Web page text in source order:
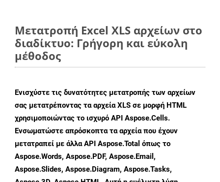
Μετατροπή Excel XLS αρχείων στο
διαδίκτυο: Γρήγορη και εύκολη
μέθοδος
Ενισχύστε τις δυνατότητες μετατροπής των αρχείων
σας μετατρέποντας τα αρχεία XLS σε μορφή HTML
χρησιμοποιώντας το ισχυρό API Aspose.Cells.
Ενσωματώστε απρόσκοπτα τα αρχεία που έχουν
μετατραπεί με άλλα API Aspose.Total όπως το
Aspose.Words, Aspose.PDF, Aspose.Email,
Aspose.Slides, Aspose.Diagram, Aspose.Tasks,